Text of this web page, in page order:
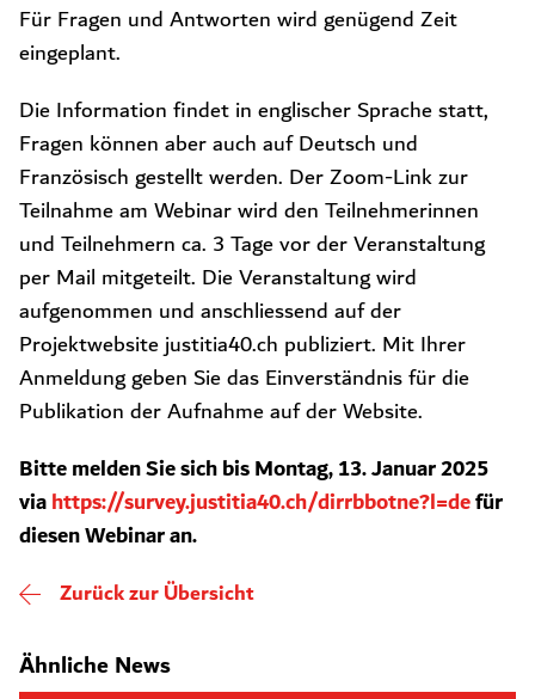
Für Fragen und Antworten wird genügend Zeit
eingeplant.
Die Information findet in englischer Sprache statt,
Fragen können aber auch auf Deutsch und
Französisch gestellt werden. Der Zoom-Link zur
Teilnahme am Webinar wird den Teilnehmerinnen
und Teilnehmern ca. 3 Tage vor der Veranstaltung
per Mail mitgeteilt. Die Veranstaltung wird
aufgenommen und anschliessend auf der
Projektwebsite justitia40.ch publiziert. Mit Ihrer
Anmeldung geben Sie das Einverständnis für die
Publikation der Aufnahme auf der Website.
Bitte melden Sie sich bis Montag, 13. Januar 2025
viahttps://survey.justitia40.ch/dirrbbotne?l=defür
diesen Webinar an.
Zurück zur Übersicht
Ähnliche News